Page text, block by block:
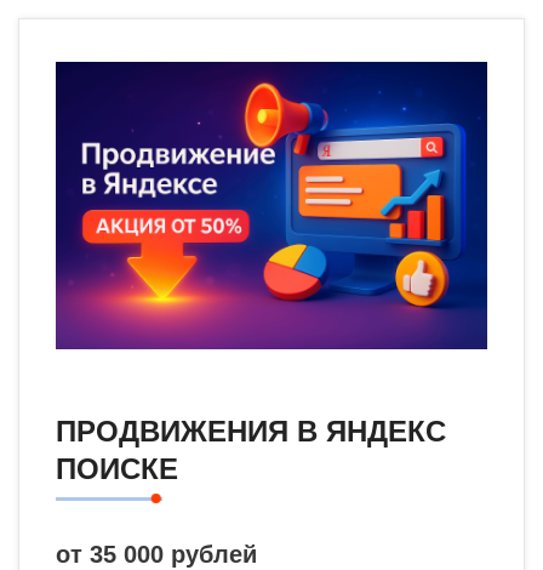
ПРОДВИЖЕНИЯ В ЯНДЕКС
ПОИСКЕ
от 35 000 рублей